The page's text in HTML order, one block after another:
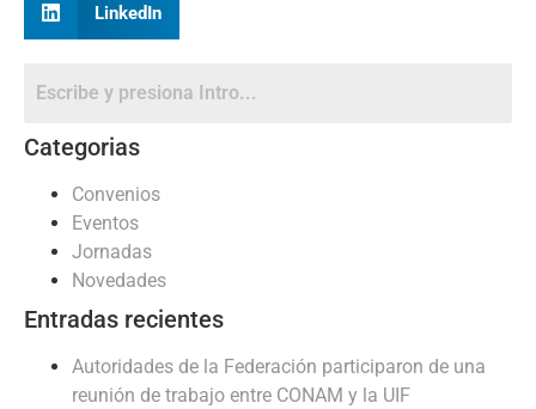
LinkedIn
Categorias
Convenios
Eventos
Jornadas
Novedades
Entradas recientes
Autoridades de la Federación participaron de una
reunión de trabajo entre CONAM y la UIF